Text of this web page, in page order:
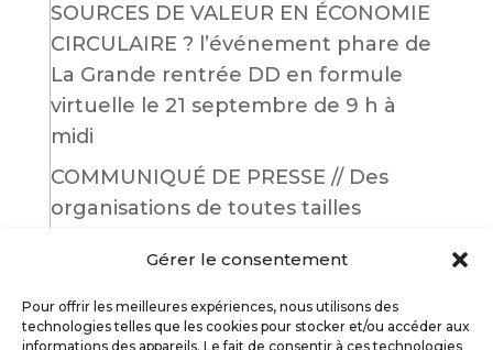
Gérer le consentement
Pour offrir les meilleures expériences, nous utilisons des
technologies telles que les cookies pour stocker et/ou accéder aux
informations des appareils. Le fait de consentir à ces technologies
SOURCES DE VALEUR EN ÉCONOMIE
CIRCULAIRE ? l’événement phare de
La Grande rentrée DD en formule
virtuelle le 21 septembre de 9 h à
midi
COMMUNIQUÉ DE PRESSE // Des
organisations de toutes tailles
pratiques écoresponsables lors de
l’événement en ligne